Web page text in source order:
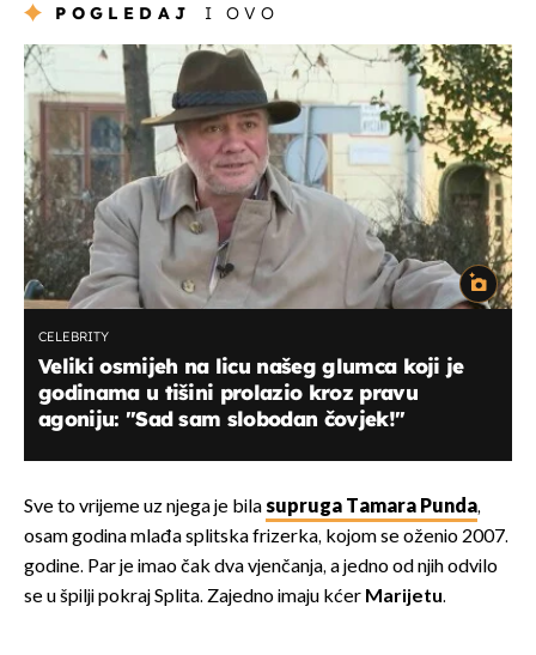
POGLEDAJ I OVO
CELEBRITY
Veliki osmijeh na licu našeg glumca koji je
godinama u tišini prolazio kroz pravu
agoniju: "Sad sam slobodan čovjek!"
Sve to vrijeme uz njega je bilasupruga Tamara Punda,
osam godina mlađa splitska frizerka, kojom se oženio 2007.
godine. Par je imao čak dva vjenčanja, a jedno od njih odvilo
se u špilji pokraj Splita. Zajedno imaju kćer Marijetu.